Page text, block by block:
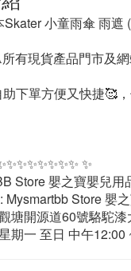
Skater 小童雨傘 雨
有現貨產品門市及
助下單方便又快捷🥰
✨
Store 嬰之寶嬰兒用
Mysmartbb Store 嬰
塘開源道60號駱駝
期一 至日 中午